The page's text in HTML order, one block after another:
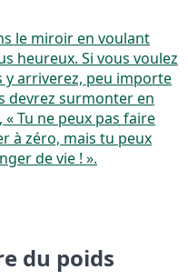
le miroir en voulant
heureux. Si vous voulez
y arriverez, peu importe
devrez surmonter en
Tu ne peux pas faire
à zéro, mais tu peux
de vie ! ».
du poids